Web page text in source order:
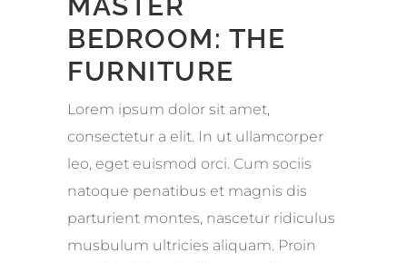
BEDROOM: THE
FURNITURE
Lorem ipsum dolor sit amet,
consectetur a elit. In ut ullamcorper
leo, eget euismod orci. Cum sociis
natoque penatibus et magnis dis
parturient montes, nascetur ridiculus
musbulum ultricies aliquam. Proin